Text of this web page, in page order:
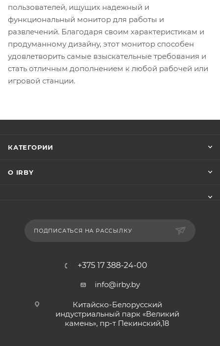
пользователей, ищущих надежный и
функциональный монитор для работы и
развлечений. Благодаря своим характеристикам и
продуманному дизайну, этот монитор способен
удовлетворить самые взыскательные требования и
стать отличным дополнением к любой рабочей или
игровой станции.
КАТЕГОРИИ
О IRBY
ПОДПИСАТЬСЯ НА РАССЫЛКУ
+375 17 388-24-00
info@irby.by
Китайско-Белорусский
индустриальный парк «Великий
камень», пр-т Пекинский,18